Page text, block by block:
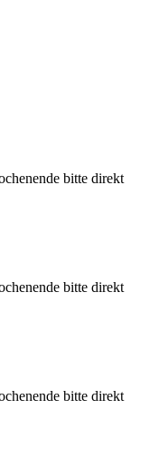
bitte direkt
bitte direkt
bitte direkt